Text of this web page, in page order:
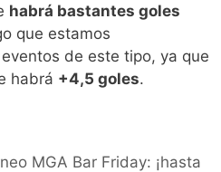
habrá bastantes goles
que estamos
de este tipo, ya que
habrá +4,5 goles.
MGA Bar Friday: ¡hasta